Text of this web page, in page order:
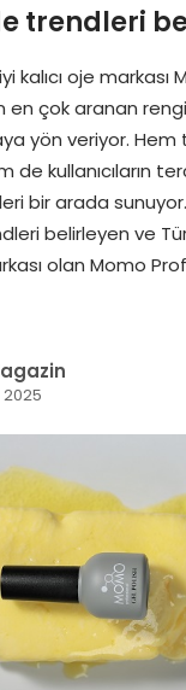
trendleri
kalıcı oje markası
en çok aranan
yön veriyor. Hem
de kullanıcıların
bir arada sunuyor.
belirleyen ve
olan Momo